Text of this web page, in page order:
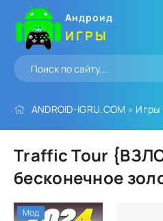
Андроид
ИГРЫ
ANDROID-IGRU.COM » Игры
Traffic Tour
бесконечное
Мод